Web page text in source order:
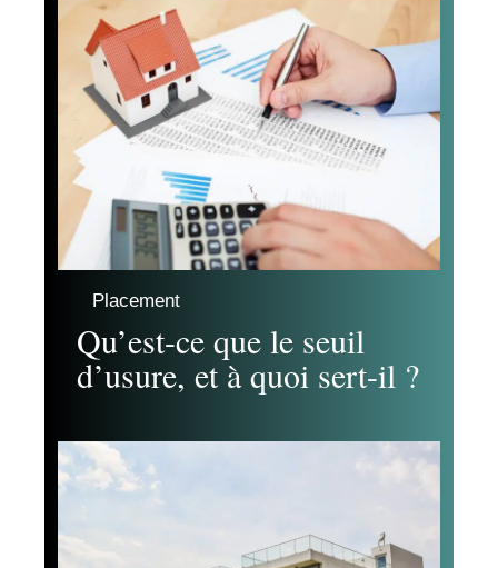
Placement
Qu’est-ce que le seuil
d’usure, et à quoi sert-il ?